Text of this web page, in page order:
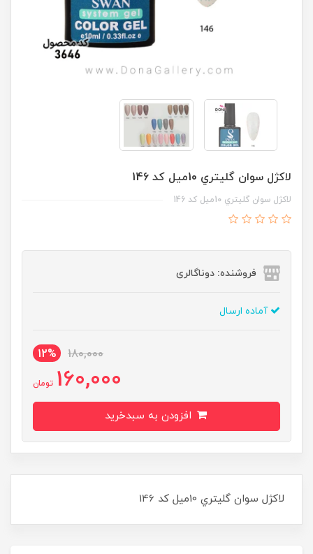
لاکژل سوان گليتري 10ميل کد 146
لاکژل سوان گليتري 10ميل کد 146
فروشنده: دوناگالری
آماده ارسال
180,000
12%
160,000 تومان
لاکژل سوان گليتري 10ميل کد 146